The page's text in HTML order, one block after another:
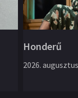
Honderű
2026.